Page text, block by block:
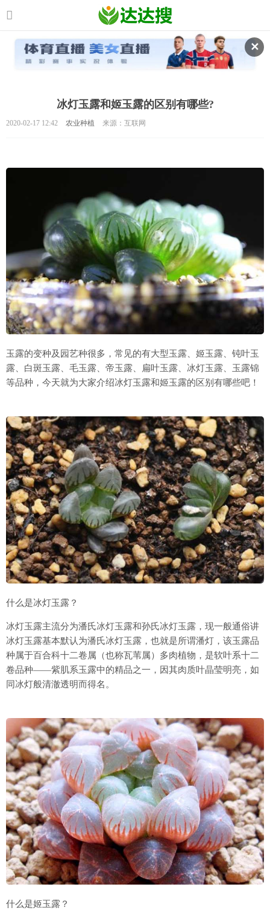
✕
冰灯玉露和姬玉露的区别有哪些?
2020-02-17 12:42 农业种植 来源：互联网
玉露的变种及园艺种很多，常见的有大型玉露、姬玉露、钝叶玉
露、白斑玉露、毛玉露、帝玉露、扁叶玉露、冰灯玉露、玉露锦
等品种，今天就为大家介绍冰灯玉露和姬玉露的区别有哪些吧！
什么是冰灯玉露？
冰灯玉露主流分为潘氏冰灯玉露和孙氏冰灯玉露，现一般通俗讲
冰灯玉露基本默认为潘氏冰灯玉露，也就是所谓潘灯，该玉露品
种属于百合科十二卷属（也称瓦苇属）多肉植物，是软叶系十二
卷品种——紫肌系玉露中的精品之一，因其肉质叶晶莹明亮，如
同冰灯般清澈透明而得名。
什么是姬玉露？